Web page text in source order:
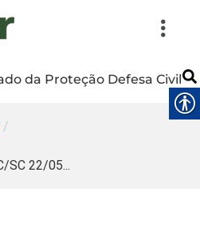
da Proteção Defesa Civil
/
SC 22/05...